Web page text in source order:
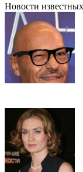
Новости